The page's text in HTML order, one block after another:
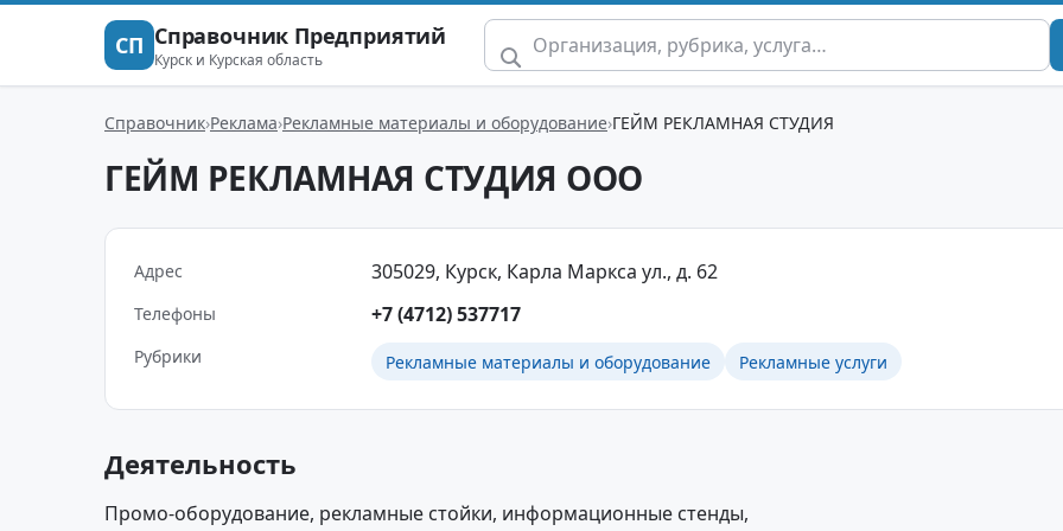
СП Справочник Предприятий
Курск и Курская область
Справочник Реклама Рекламные материалы и оборудование ГЕЙМ РЕКЛАМНАЯ СТУДИЯ
ГЕЙМ РЕКЛАМНАЯ СТУДИЯ ООО
Адрес 305029, Курск, Карла Маркса ул., д. 62
Телефоны +7 (4712) 537717
Рубрики Рекламные материалы и оборудование Рекламные услуги
Деятельность
Промо-оборудование, рекламные стойки, информационные стенды,